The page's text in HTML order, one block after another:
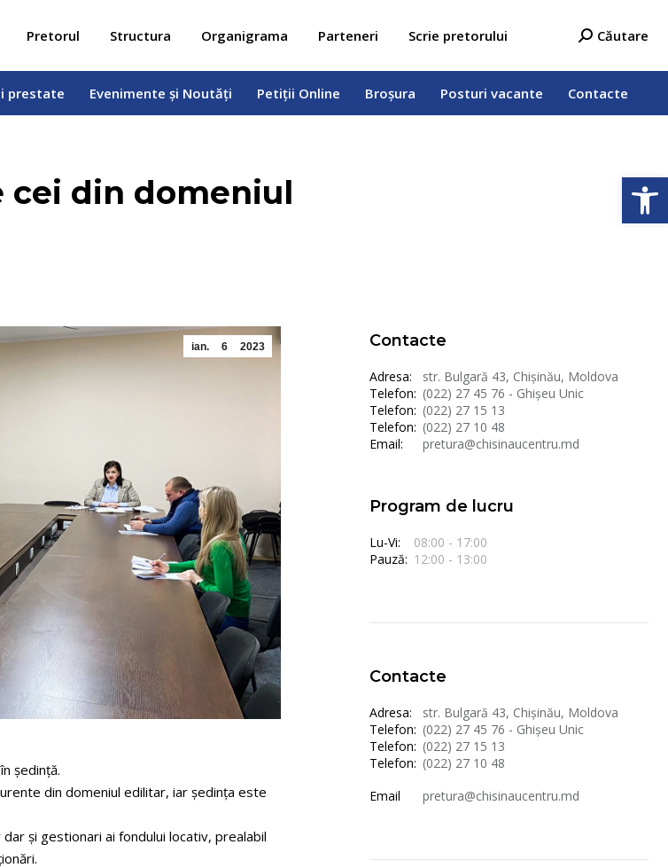
Pretorul Structura Organigrama Parteneri Scrie pretorului Search:
Căutare
prestate Evenimente și Noutăți Petiții Online Broșura Posturi vacante Contacte
cei din domeniul
ian. 6 2023
ședință.
din domeniul edilitar, iar ședința este
și gestionari ai fondului locativ, prealabil
Contacte
Adresa:
str. Bulgară 43, Chișinău, Moldova
Telefon: (022) 27 45 76 - Ghișeu Unic
Telefon: (022) 27 15 13
Telefon: (022) 27 10 48
Email:
pretura@chisinaucentru.md
Program de lucru
Lu-Vi:
08:00 - 17:00
Pauză: 12:00 - 13:00
Contacte
Adresa:
str. Bulgară 43, Chișinău, Moldova
Telefon: (022) 27 45 76 - Ghișeu Unic
Telefon: (022) 27 15 13
Telefon: (022) 27 10 48
Email
pretura@chisinaucentru.md
prestate Evenimente și Noutăți Petiții Online Broșura Posturi vacante Contacte